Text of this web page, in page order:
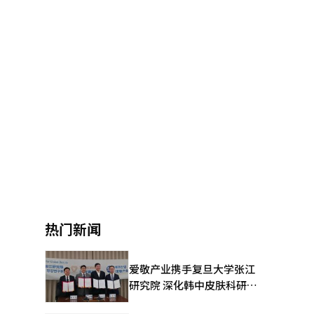
热门新闻
爱敬产业携手复旦大学张江
研究院 深化韩中皮肤科研合